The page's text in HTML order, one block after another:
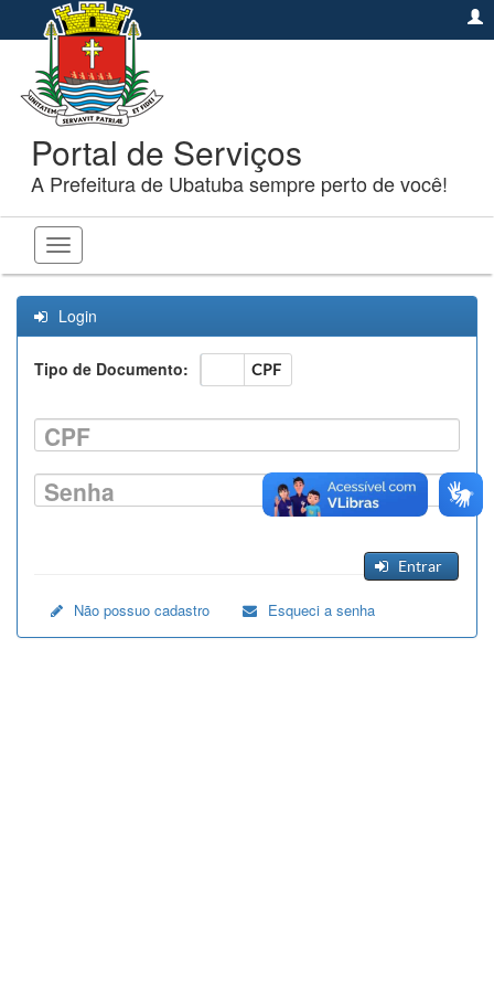
Portal de Serviços
A Prefeitura de Ubatuba sempre perto de você!
Toggle
navigation
Login
Tipo de Documento: CPF
CNPJ
CPF
Senha
Entrar
Não possuo cadastro Esqueci a senha